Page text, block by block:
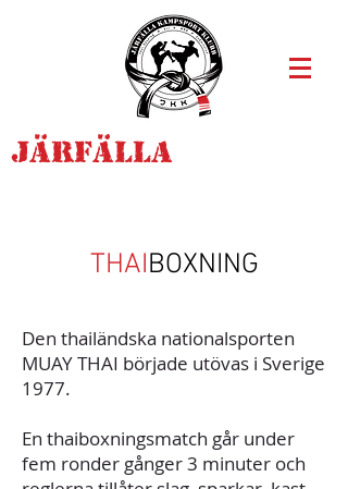
JÄRFÄLLA
THAIBOXNING
Den thailändska nationalsporten
MUAY THAI började utövas i Sverige
1977.
En thaiboxningsmatch går under
fem ronder gånger 3 minuter och